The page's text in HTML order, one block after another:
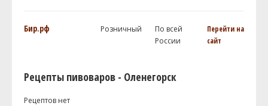
Бир.рф Розничный
По всей
России
Перейти на
сайт
Рецепты пивоваров - Оленегорск
Рецептов нет